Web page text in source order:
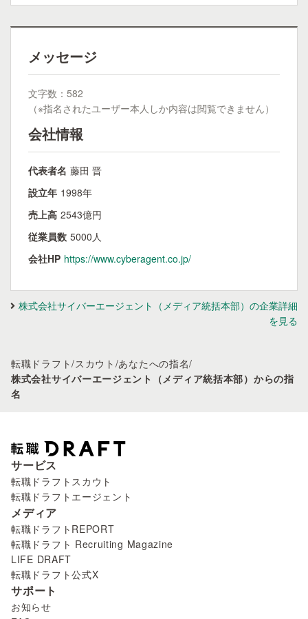
メッセージ
文字数：582
（※指名されたユーザー本人しか内容は閲覧できません）
会社情報
代表者名 藤田 晋
設立年 1998年
売上高 2543億円
従業員数 5000人
会社HP https://www.cyberagent.co.jp/
株式会社サイバーエージェント（メディア統括本部）の企業詳細
を見る
転職ドラフト/スカウト /あなたへの指名/
株式会社サイバーエージェント（メディア統括本部）からの指
名
サービス
転職ドラフトスカウト
転職ドラフトエージェント
メディア
転職ドラフトREPORT
転職ドラフト Recruiting Magazine
LIFE DRAFT
転職ドラフト公式X
サポート
お知らせ